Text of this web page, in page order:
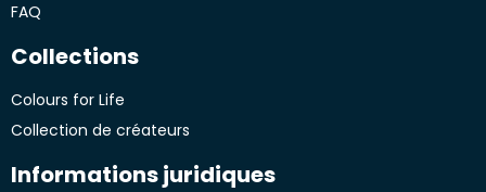
FAQ
Collections
Colours for Life
Collection de créateurs
Informations juridiques